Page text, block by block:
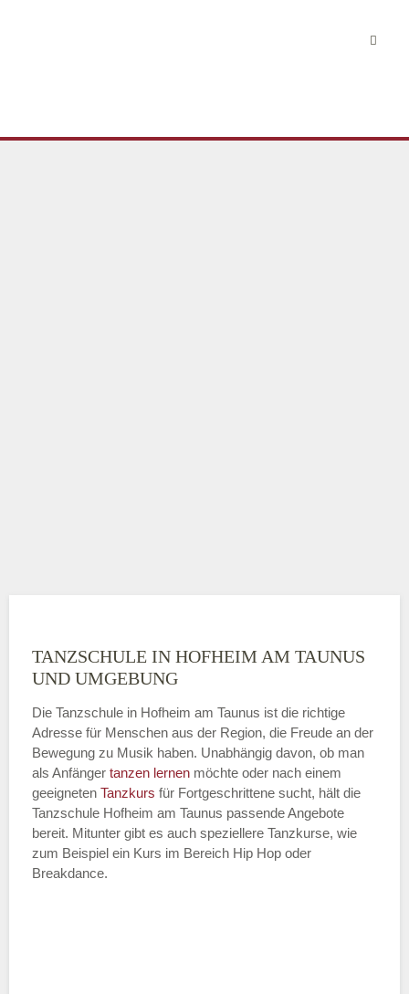
TANZSCHULE IN HOFHEIM AM TAUNUS
UND UMGEBUNG
Die Tanzschule in Hofheim am Taunus ist die richtige
Adresse für Menschen aus der Region, die Freude an der
Bewegung zu Musik haben. Unabhängig davon, ob man
als Anfänger tanzen lernen möchte oder nach einem
geeigneten Tanzkurs für Fortgeschrittene sucht, hält die
Tanzschule Hofheim am Taunus passende Angebote
bereit. Mitunter gibt es auch speziellere Tanzkurse, wie
zum Beispiel ein Kurs im Bereich Hip Hop oder
Breakdance.